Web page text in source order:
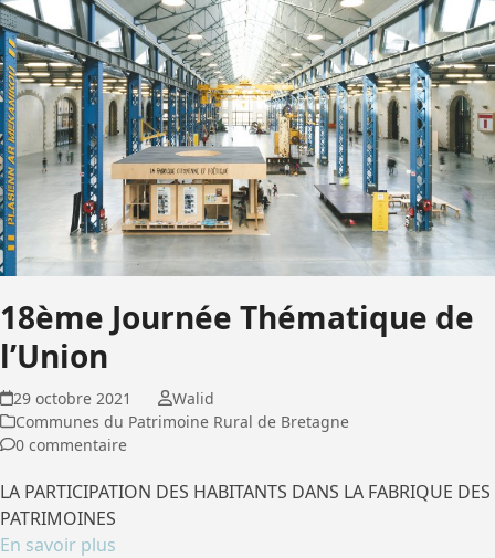
18ème Journée Thématique de
l’Union
29 octobre 2021
Walid
Communes du Patrimoine Rural de Bretagne
0 commentaire
LA PARTICIPATION DES HABITANTS DANS LA FABRIQUE DES
PATRIMOINES
En savoir plus